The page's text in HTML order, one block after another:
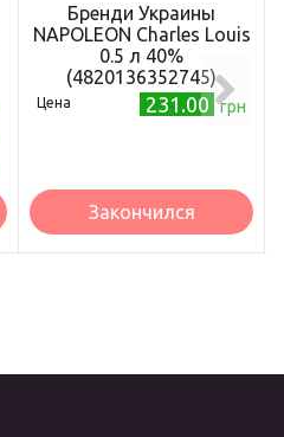
Бренди Украины
NAPOLEON Charles Louis
0.5 л 40%
(4820136352745)
Цена 231.00 грн
Закончился